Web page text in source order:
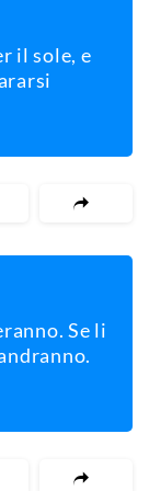
il sole, e
Se li